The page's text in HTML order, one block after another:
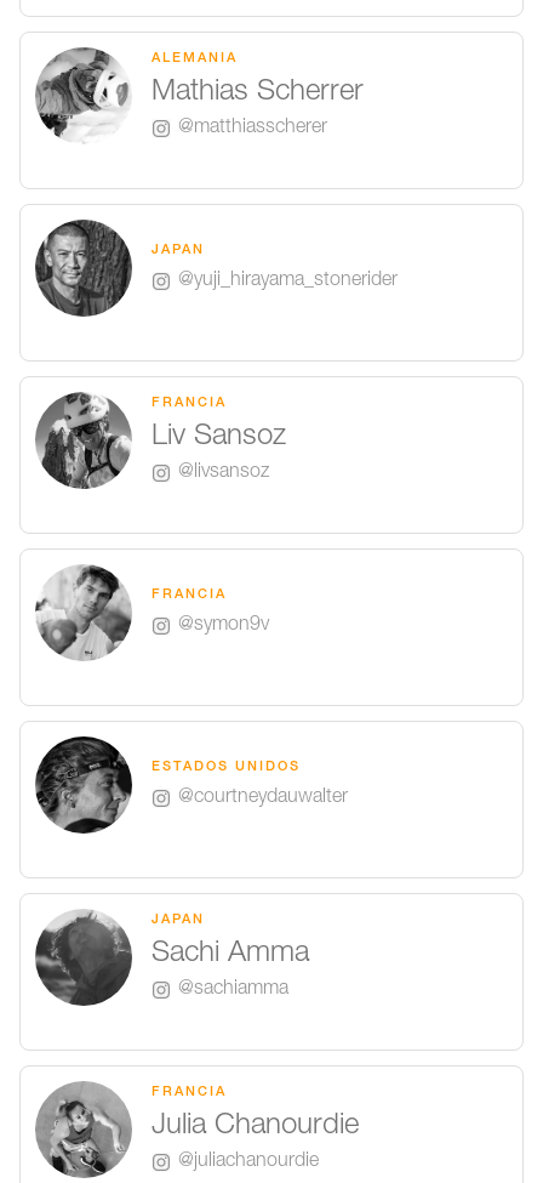
ALEMANIA
Mathias Scherrer
@matthiasscherer
JAPAN
@yuji_hirayama_stonerider
FRANCIA
Liv Sansoz
@livsansoz
FRANCIA
@symon9v
ESTADOS UNIDOS
@courtneydauwalter
JAPAN
Sachi Amma
@sachiamma
FRANCIA
Julia Chanourdie
@juliachanourdie